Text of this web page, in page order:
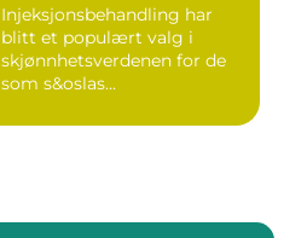
Injeksjonsbehandling har
blitt et populært valg i
skjønnhetsverdenen for de
som s&oslas...